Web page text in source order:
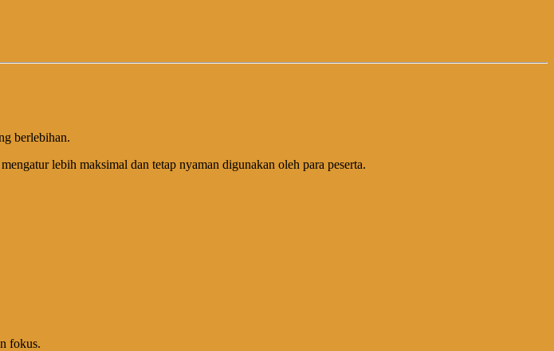
berlebihan.
lebih maksimal dan tetap nyaman digunakan oleh para peserta.
fokus.